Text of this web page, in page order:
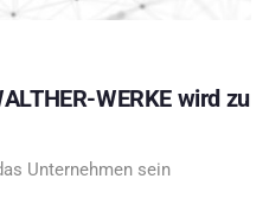
WERKE wird zu
Unternehmen sein